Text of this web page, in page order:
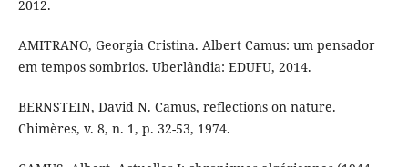
2012.
AMITRANO, Georgia Cristina. Albert Camus: um pensador
em tempos sombrios. Uberlândia: EDUFU, 2014.
BERNSTEIN, David N. Camus, reflections on nature.
Chimères, v. 8, n. 1, p. 32-53, 1974.